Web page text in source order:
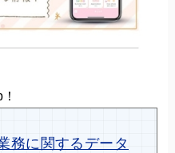
務に関するデータ